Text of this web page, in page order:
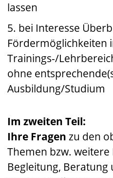
lassen
5. bei Interesse
Fördermöglichkeiten
Trainings-/
ohne
Ausbildung/Studium
Im zweiten Teil:
Ihre Fragen zu den
Themen bzw. weitere
Begleitung,